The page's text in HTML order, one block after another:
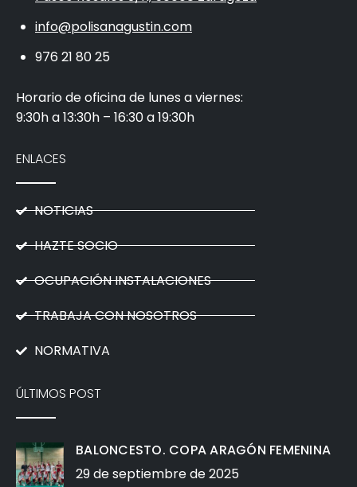
info@polisanagustin.com
976 21 80 25
Horario de oficina de lunes a viernes:
9:30h a 13:30h – 16:30 a 19:30h
ENLACES
NOTICIAS
HAZTE SOCIO
OCUPACIÓN INSTALACIONES
TRABAJA CON NOSOTROS
NORMATIVA
ÚLTIMOS POST
BALONCESTO. COPA ARAGÓN FEMENINA
29 de septiembre de 2025